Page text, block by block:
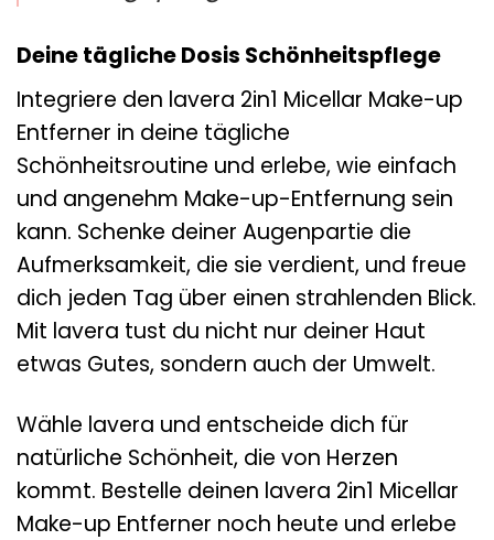
Deine tägliche Dosis Schönheitspflege
Integriere den lavera 2in1 Micellar Make-up
Entferner in deine tägliche
Schönheitsroutine und erlebe, wie einfach
und angenehm Make-up-Entfernung sein
kann. Schenke deiner Augenpartie die
Aufmerksamkeit, die sie verdient, und freue
dich jeden Tag über einen strahlenden Blick.
Mit lavera tust du nicht nur deiner Haut
etwas Gutes, sondern auch der Umwelt.
Wähle lavera und entscheide dich für
natürliche Schönheit, die von Herzen
kommt. Bestelle deinen lavera 2in1 Micellar
Make-up Entferner noch heute und erlebe